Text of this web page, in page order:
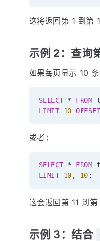
这将返回第 1 到第
示例 2：查询
如果每页显示 10
SELECT * FROM
LIMIT
10 OFFSET
或者：
SELECT * FROM
LIMIT
10 , 10 ;
这会返回第 11 到第
示例 3：结合